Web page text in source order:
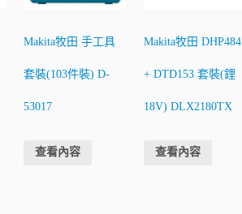
Makita牧田 手工具
套裝(103件裝) D-
53017
查看內容
Makita牧田 DHP484
+ DTD153 套裝(鋰
18V) DLX2180TX
查看內容